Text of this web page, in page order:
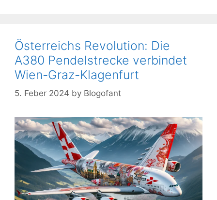
Österreichs Revolution: Die
A380 Pendelstrecke verbindet
Wien-Graz-Klagenfurt
5. Feber 2024 by Blogofant